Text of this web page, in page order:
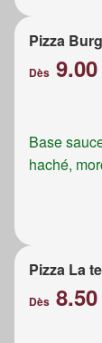
Pizza
Dès
Base
haché,
Pizza La
Dès